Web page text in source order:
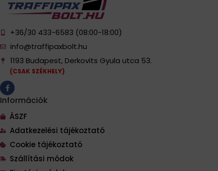
+36/30 433-6583 (08:00-18:00)
info@traffipaxbolt.hu
1193 Budapest, Derkovits Gyula utca 53.
(CSAK SZÉKHELY)
Információk
ÁSZF
Adatkezelési tájékoztató
Cookie tájékoztató
Szállítási módok